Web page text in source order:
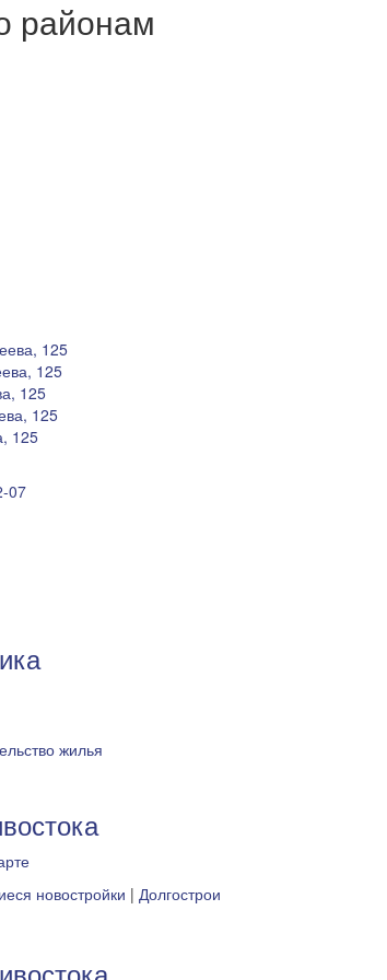
районам
125
125
125
125
125
07
жилья
новостройки | Долгострои